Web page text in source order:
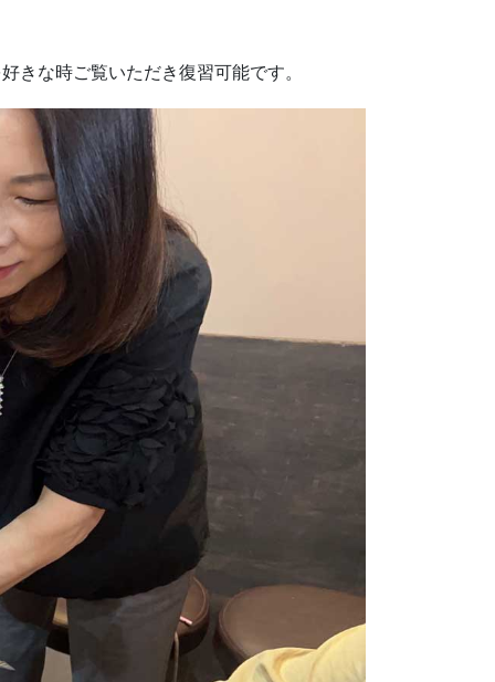
きな時ご覧いただき復習可能です。